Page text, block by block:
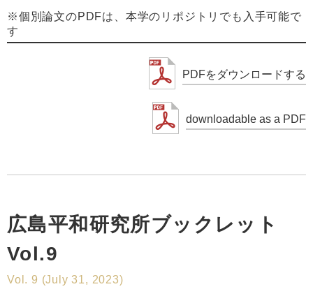
※個別論文のPDFは、本学のリポジトリでも入手可能で
す
PDFをダウンロードする
downloadable as a PDF
広島平和研究所ブックレット
Vol.9
Vol. 9 (July 31, 2023)